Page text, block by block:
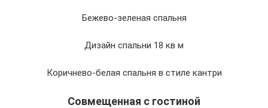
Бежево-зеленая спальня
Дизайн спальни 18 кв м
Коричнево-белая спальня в стиле кантри
Совмещенная с гостиной